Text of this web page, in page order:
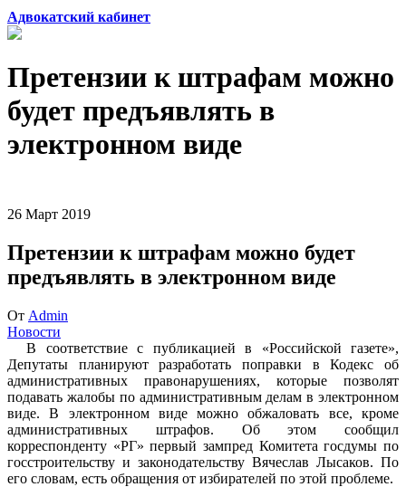
Адвокатский кабинет
Претензии к штрафам можно
будет предъявлять в
электронном виде
26 Март 2019
Претензии к штрафам можно будет
предъявлять в электронном виде
От Admin
Новости
В соответствие с публикацией в «Российской газете»,
Депутаты планируют разработать поправки в Кодекс об
административных правонарушениях, которые позволят
подавать жалобы по административным делам в электронном
виде. В электронном виде можно обжаловать все, кроме
административных штрафов. Об этом сообщил
корреспонденту «РГ» первый зампред Комитета госдумы по
госстроительству и законодательству Вячеслав Лысаков. По
его словам, есть обращения от избирателей по этой проблеме.